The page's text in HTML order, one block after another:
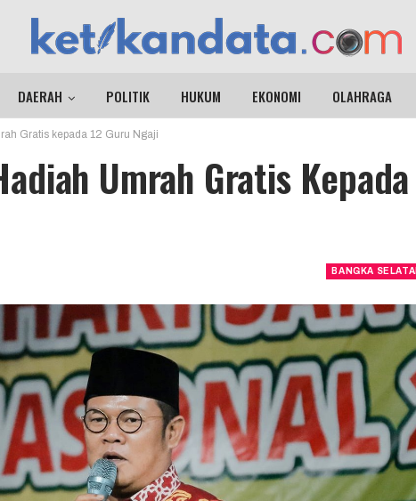
DAERAH POLITIK HUKUM EKONOMI OLAHRAGA
Gratis kepada 12 Guru Ngaji
Umrah Gratis Kepada
BANGKA